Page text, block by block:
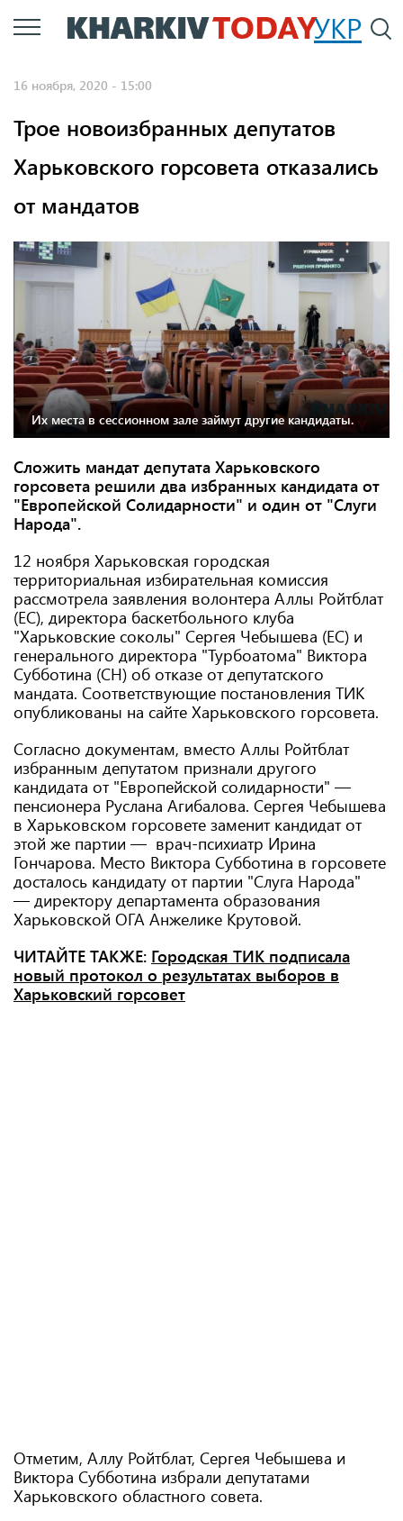
Перейти
к
УКР
16 ноября, 2020 - 15:00
Трое новоизбранных депутатов
Харьковского горсовета отказались
от мандатов
Их места в сессионном зале займут другие кандидаты.
Сложить мандат депутата Харьковского
горсовета решили два избранных кандидата от
"Европейской Солидарности" и один от "Слуги
Народа".
12 ноября Харьковская городская
территориальная избирательная комиссия
рассмотрела заявления волонтера Аллы Ройтблат
(ЕС), директора баскетбольного клуба
"Харьковские соколы" Сергея Чебышева (ЕС) и
генерального директора "Турбоатома" Виктора
Субботина (СН) об отказе от депутатского
мандата. Соответствующие постановления ТИК
опубликованы на сайте Харьковского горсовета.
Согласно документам, вместо Аллы Ройтблат
избранным депутатом признали другого
кандидата от "Европейской солидарности" —
пенсионера Руслана Агибалова. Сергея Чебышева
в Харьковском горсовете заменит кандидат от
этой же партии — врач-психиатр Ирина
Гончарова. Место Виктора Субботина в горсовете
досталось кандидату от партии "Слуга Народа"
— директору департамента образования
Харьковской ОГА Анжелике Крутовой.
ЧИТАЙТЕ ТАКЖЕ: Городская ТИК подписала
новый протокол о результатах выборов в
Харьковский горсовет
Отметим, Аллу Ройтблат, Сергея Чебышева и
Виктора Субботина избрали депутатами
Харьковского областного совета.